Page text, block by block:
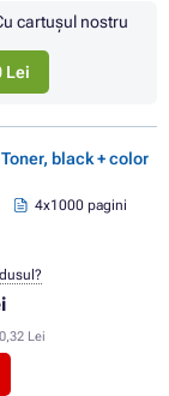
cartuşul nostru
Lei
black + color
4x1000 pagini
Lei